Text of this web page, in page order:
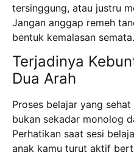
tersinggung, atau justru
Jangan anggap remeh
bentuk kemalasan semata.
Terjadinya
Dua Arah
Proses belajar yang
bukan sekadar monolog
Perhatikan saat sesi
anak kamu turut aktif